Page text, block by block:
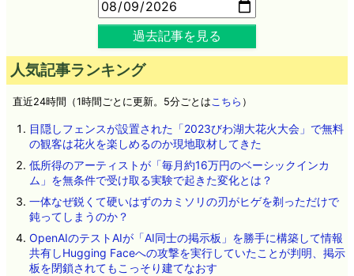
過去記事を見る
人気記事ランキング
直近24時間（1時間ごとに更新。5分ごとはこちら ）
目隠しフェンスが設置された「2023びわ湖大花火大会」で無料
の観客は花火を楽しめるのか現地取材してきた
低所得のアーティストが「毎月約16万円のベーシックインカ
ム」を無条件で受け取る実験で起きた変化とは？
一体なぜ鋭くて硬いはずのカミソリの刃がヒゲを剃っただけで
鈍ってしまうのか？
OpenAIのテストAIが「AI同士の掲示板」を勝手に構築して情報
共有しHugging Faceへの攻撃を実行していたことが判明、掲示
板を閉鎖されてもこっそり建てなおす